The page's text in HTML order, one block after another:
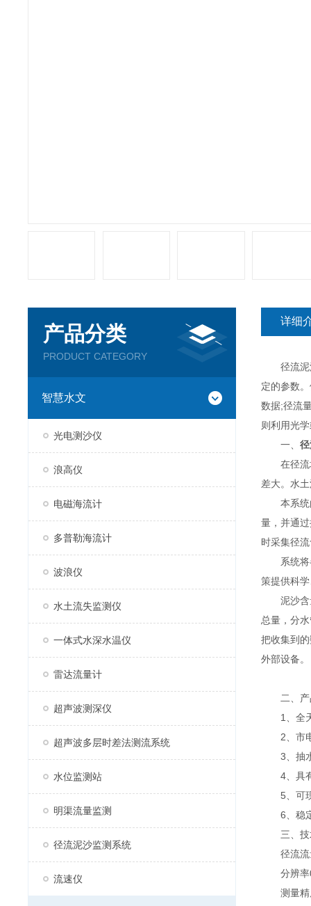
产品分类
PRODUCT CATEGORY
智慧水文
光电测沙仪
浪高仪
电磁海流计
多普勒海流计
波浪仪
水土流失监测仪
一体式水深水温仪
雷达流量计
超声波测深仪
超声波多层时差法测流系统
水位监测站
明渠流量监测
径流泥沙监测系统
流速仪
详细
径流泥沙
定的参数
数据;径流
则利用光
一、
在径流场
差大。水
本系统由
量，并通
时采集径
系统将各
策提供科
泥沙含量
总量，分
把收集到
外部设备。
二、产
1、全天
2、市电
3、抽水
4、具有
5、可现
6、稳定
三、技
径流流
分辨率
测量精